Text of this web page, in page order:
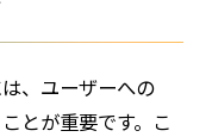
、ユーザーへの
とが重要です。こ